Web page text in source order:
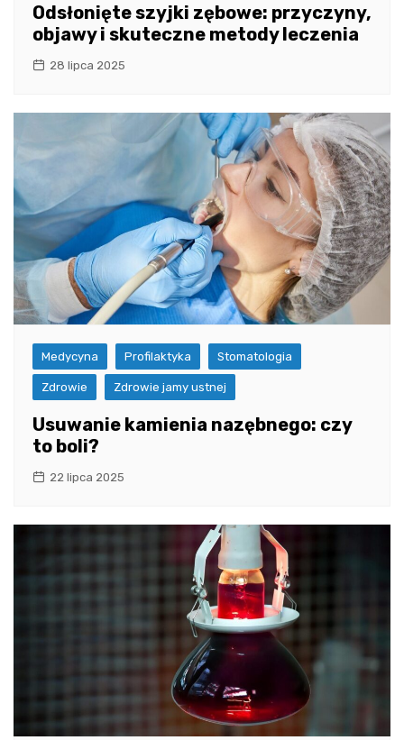
Odsłonięte szyjki zębowe: przyczyny,
objawy i skuteczne metody leczenia
28 lipca 2025
Medycyna Profilaktyka Stomatologia
Zdrowie Zdrowie jamy ustnej
Usuwanie kamienia nazębnego: czy
to boli?
22 lipca 2025